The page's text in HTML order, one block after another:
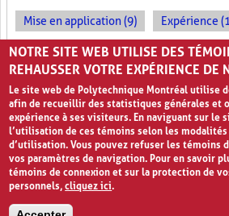
Mise en application (9) Expérience
Observations (4)
NOTRE SITE WEB UTILISE DES
REHAUSSER VOTRE EXPÉRIENCE DE
Le site web de Polytechnique Montréal utilise
afin de recueillir des statistiques générales et
expérience à ses visiteurs. En naviguant sur le
l’utilisation de ces témoins selon les
d’utilisation. Vous pouvez refuser les témoins
vos paramètres de navigation. Pour en savoir
témoins de connexion et sur la protection de
personnels,cliquez ici.